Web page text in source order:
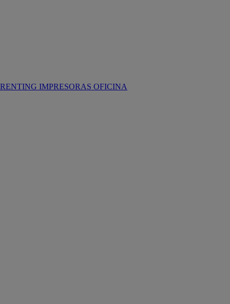
RENTING IMPRESORAS OFICINA